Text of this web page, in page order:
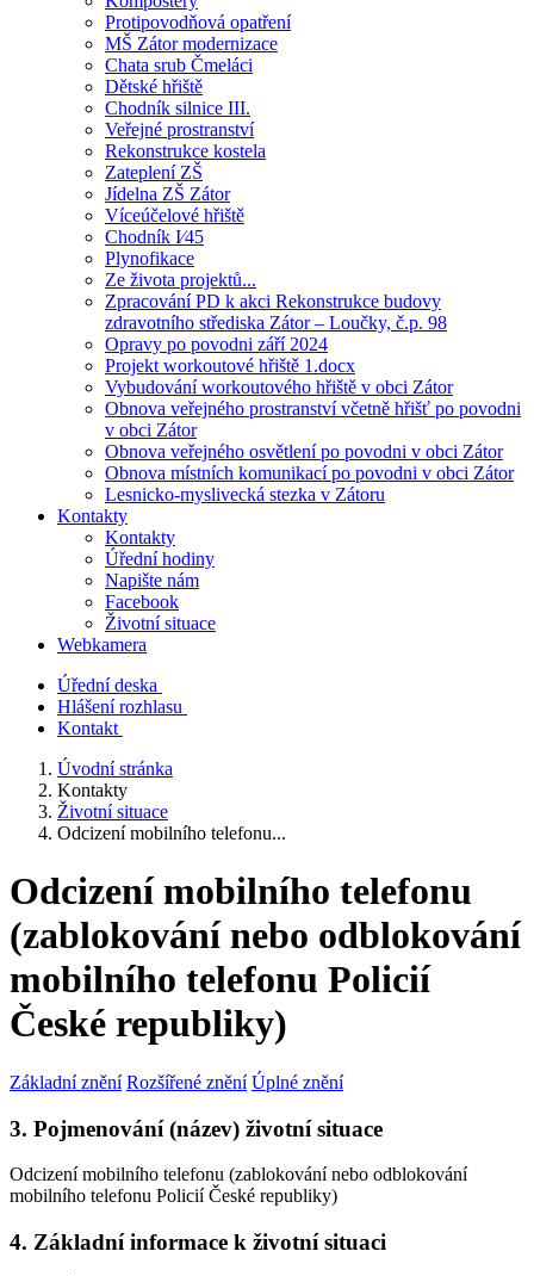
Protipovodňová opatření
MŠ Zátor modernizace
Chata srub Čmeláci
Dětské hřiště
Chodník silnice III.
Veřejné prostranství
Rekonstrukce kostela
Zateplení ZŠ
Jídelna ZŠ Zátor
Víceúčelové hřiště
Chodník I⁄45
Plynofikace
Ze života projektů...
Zpracování PD k akci Rekonstrukce budovy
zdravotního střediska Zátor – Loučky, č.p. 98
Opravy po povodni září 2024
Projekt workoutové hřiště 1.docx
Vybudování workoutového hřiště v obci Zátor
Obnova veřejného prostranství včetně hřišť po povodni
v obci Zátor
Obnova veřejného osvětlení po povodni v obci Zátor
Obnova místních komunikací po povodni v obci Zátor
Lesnicko-myslivecká stezka v Zátoru
Kontakty
Kontakty
Úřední hodiny
Napište nám
Facebook
Životní situace
Webkamera
Úřední deska
Hlášení rozhlasu
Kontakt
Úvodní stránka
Kontakty
Životní situace
Odcizení mobilního telefonu...
Odcizení mobilního telefonu
(zablokování nebo odblokování
mobilního telefonu Policií
České republiky)
Základní znění Rozšířené znění Úplné znění
3. Pojmenování (název) životní situace
Odcizení mobilního telefonu (zablokování nebo odblokování
mobilního telefonu Policií České republiky)
4. Základní informace k životní situaci